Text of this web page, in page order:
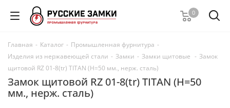
0
Главная - Каталог - Промышленная фурнитура -
Изделия из нержавеющей стали - Замки - Замки щитовые - Замок
щитовой RZ 01-8(tr) TITAN (H=50 мм., нерж. сталь)
Замок щитовой RZ 01-8(tr) TITAN (H=50
мм., нерж. сталь)